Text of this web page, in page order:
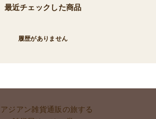
最近チェックした商品
履歴がありません